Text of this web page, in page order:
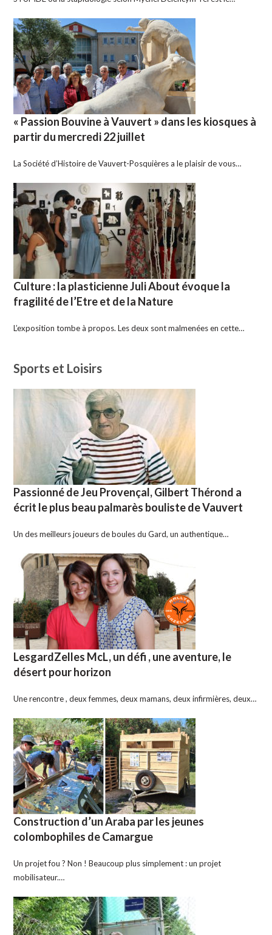
« Passion Bouvine à Vauvert » dans les kiosques à
partir du mercredi 22 juillet
La Société d’Histoire de Vauvert-Posquières a le plaisir de vous…
Culture : la plasticienne Juli About évoque la
fragilité de l’Etre et de la Nature
L’exposition tombe à propos. Les deux sont malmenées en cette…
Sports et Loisirs
Passionné de Jeu Provençal, Gilbert Thérond a
écrit le plus beau palmarès bouliste de Vauvert
Un des meilleurs joueurs de boules du Gard, un authentique…
LesgardZelles McL, un défi , une aventure, le
désert pour horizon
Une rencontre , deux femmes, deux mamans, deux infirmières, deux…
Construction d’un Araba par les jeunes
colombophiles de Camargue
Un projet fou ? Non ! Beaucoup plus simplement : un projet
mobilisateur.…